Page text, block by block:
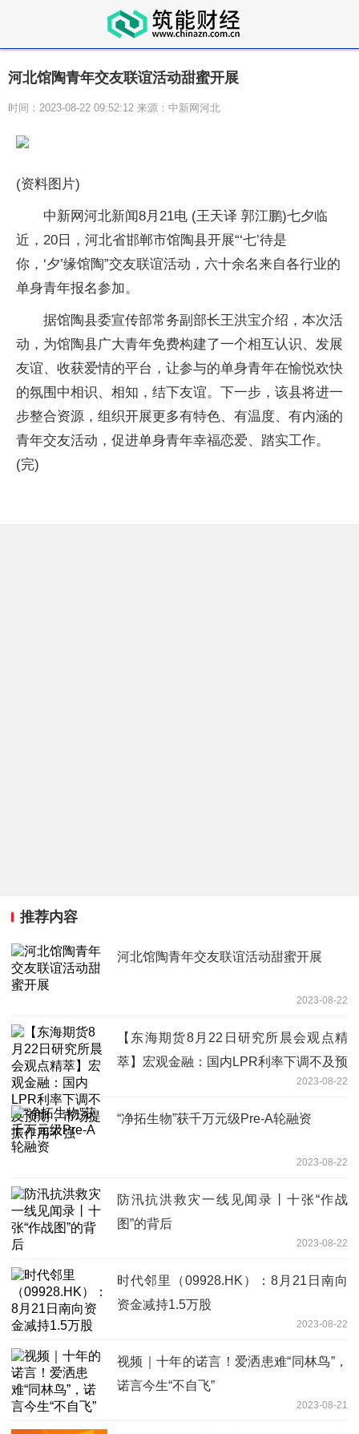
河北馆陶青年交友联谊活动甜蜜开展
时间：2023-08-22 09:52:12 来源：中新网河北
(资料图片)
中新网河北新闻8月21电 (王天译 郭江鹏)七夕临
近，20日，河北省邯郸市馆陶县开展“‘七’待是
你，‘夕’缘馆陶”交友联谊活动，六十余名来自各行业的
单身青年报名参加。
据馆陶县委宣传部常务副部长王洪宝介绍，本次活
动，为馆陶县广大青年免费构建了一个相互认识、发展
友谊、收获爱情的平台，让参与的单身青年在愉悦欢快
的氛围中相识、相知，结下友谊。下一步，该县将进一
步整合资源，组织开展更多有特色、有温度、有内涵的
青年交友活动，促进单身青年幸福恋爱、踏实工作。
(完)
推荐内容
河北馆陶青年交友联谊活动甜蜜开展
2023-08-22
【东海期货8月22日研究所晨会观点精
萃】宏观金融：国内LPR利率下调不及预
2023-08-22
“净拓生物”获千万元级Pre-A轮融资
2023-08-22
防汛抗洪救灾一线见闻录丨十张“作战
图”的背后
2023-08-22
时代邻里（09928.HK）：8月21日南向
资金减持1.5万股
2023-08-22
视频｜十年的诺言！爱洒患难“同林鸟”，
诺言今生“不自飞”
2023-08-21